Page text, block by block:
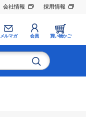
会社情報 採用情報
メルマガ 会員 買い物かご